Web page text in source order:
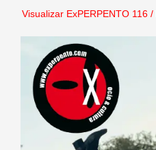
Visualizar ExPERPENTO 116/